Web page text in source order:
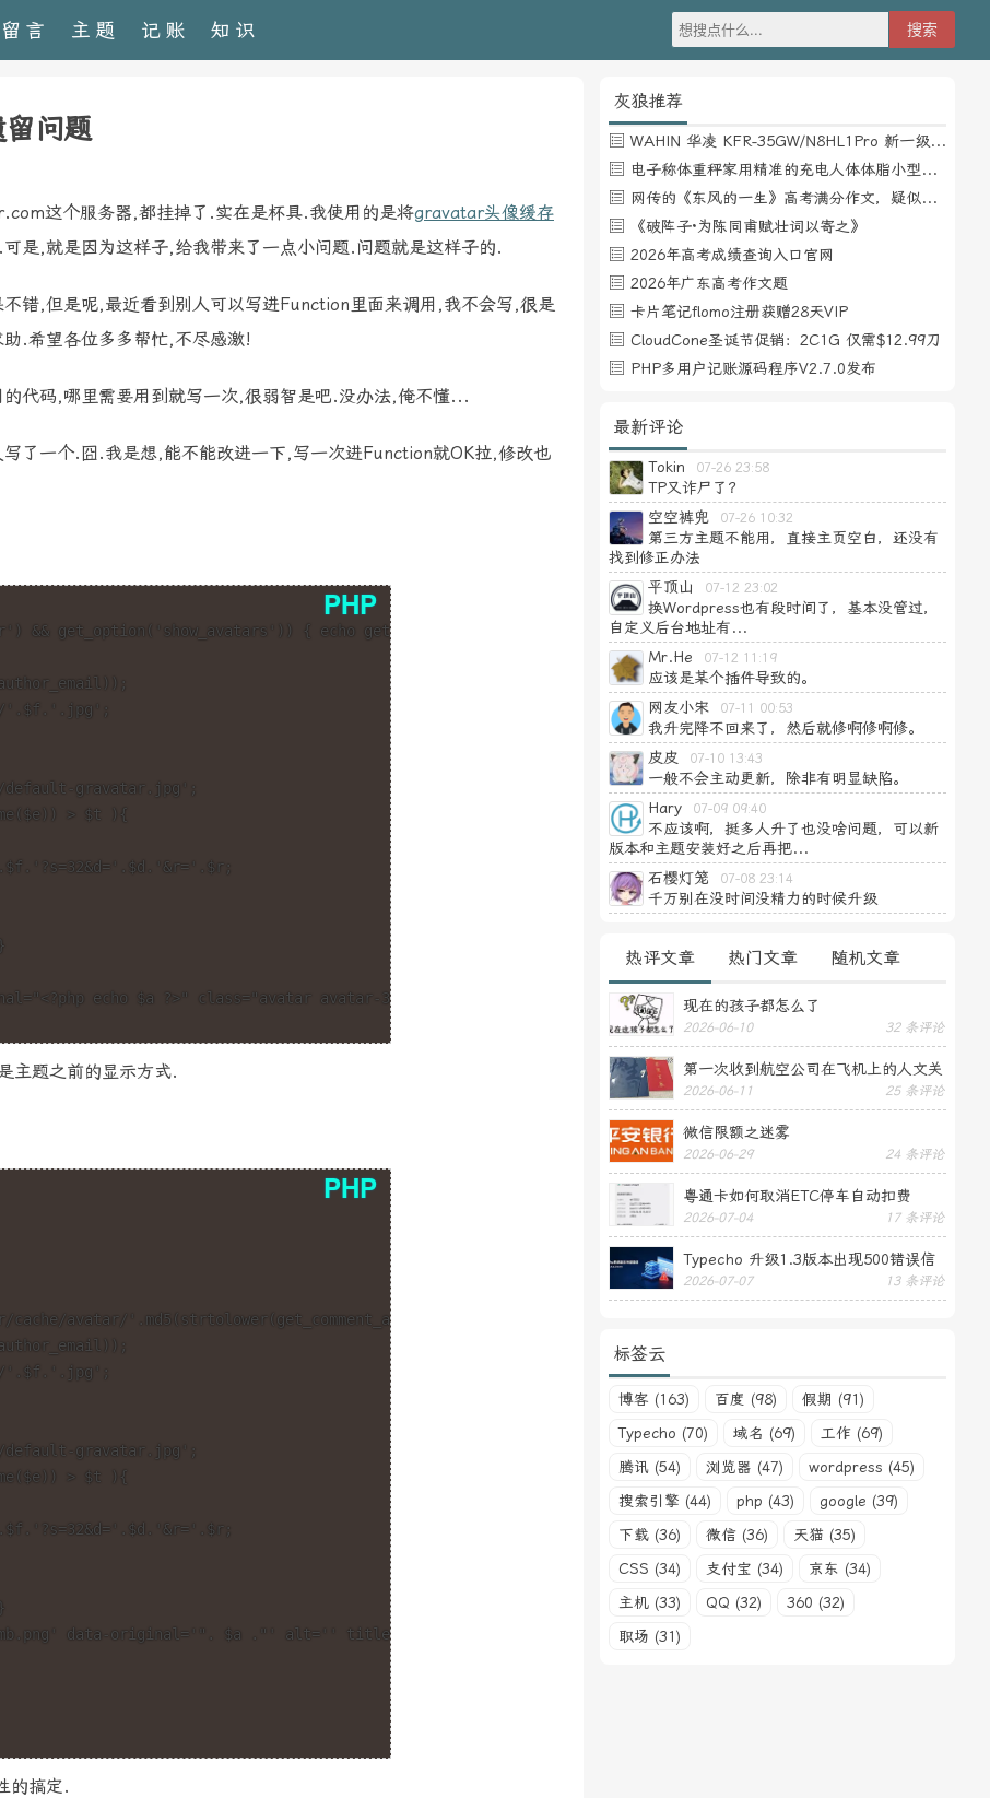
留言 主题 记账 知识
问题
这个服务器,都挂掉了.实在是杯具.我使用的是将gravatar头像缓存
是,就是因为这样子,给我带来了一点小问题.问题就是这样子的.
错,但是呢,最近看到别人可以写进Function里面来调用,我不会写,很是
.希望各位多多帮忙,不尽感激!
代码,哪里需要用到就写一次,很弱智是吧.没办法,俺不懂...
了一个.囧.我是想,能不能改进一下,写一次进Function就OK拉,修改也
主题之前的显示方式.
的搞定.
灰狼推荐
WAHIN 华凌 KFR-35GW/N8HL1Pro 新一级能效 壁挂式空调 1.5匹
电子称体重秤家用精准的充电人体体脂小型称重支持HUAWEI HiLink
网传的《东风的一生》高考满分作文，疑似自媒体或其他渠道炒作
《破阵子·为陈同甫赋壮词以寄之》
2026年高考成绩查询入口官网
2026年广东高考作文题
卡片笔记flomo注册获赠28天VIP
CloudCone圣诞节促销：2C1G 仅需$12.99刀
PHP多用户记账源码程序V2.7.0发布
最新评论
Tokin 07-26 23:58
TP又诈尸了？
空空裤兜
07-26 10:32
第三方主题不能用，直接主页空白，还没有
找到修正办法
平顶山
07-12 23:02
换Wordpress也有段时间了，基本没管过，
自定义后台地址有...
Mr.He
07-12 11:19
应该是某个插件导致的。
网友小宋
07-11 00:53
我升完降不回来了，然后就修啊修啊修。
皮皮
07-10 13:43
一般不会主动更新，除非有明显缺陷。
Hary
07-09 09:40
不应该啊，挺多人升了也没啥问题，可以新
版本和主题安装好之后再把...
石樱灯笼
07-08 23:14
千万别在没时间没精力的时候升级
热评文章 热门文章 随机文章
现在的孩子都怎么了
2026-06-10 32 条评论
第一次收到航空公司在飞机上的人文关
怀——送生日贺卡
2026-06-11 25 条评论
微信限额之迷雾
2026-06-29 24 条评论
粤通卡如何取消ETC停车自动扣费
2026-07-04 17 条评论
Typecho 升级1.3版本出现500错误信
息
2026-07-07 13 条评论
标签云
博客 (163) 百度 (98)
假期 (91)
Typecho (70)
域名 (69)
工作 (69)
腾讯 (54)
浏览器 (47)
wordpress (45)
搜索引擎 (44)
php (43)
google (39)
下载 (36)
微信 (36)
天猫 (35)
CSS (34)
支付宝 (34)
京东 (34)
主机 (33)
QQ (32)
360 (32)
职场 (31)